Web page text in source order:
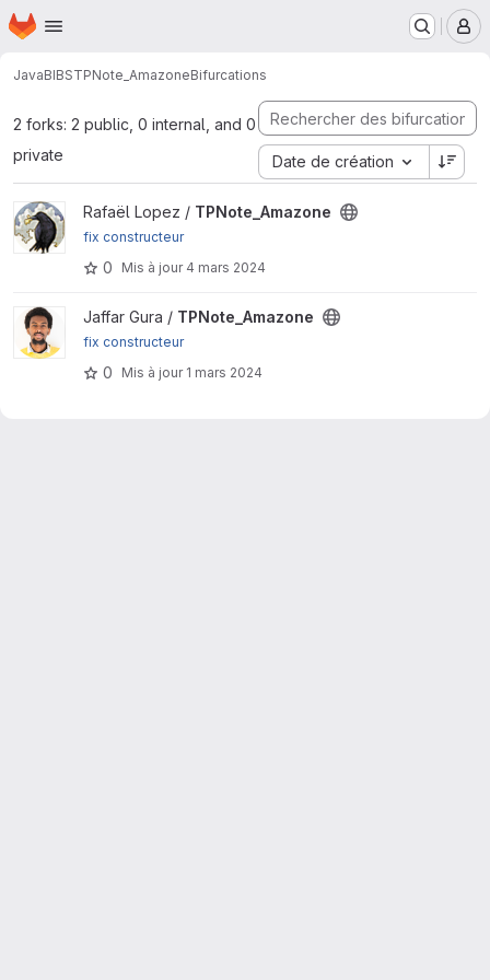
Passer au contenu principal
Page d'accueil
JavaBIBSTPNote_AmazoneBifurcations
2 forks: 2 public, 0 internal, and 0
private
Date de création
Afficher le projet TPNote_Amazone
Rafaël Lopez / TPNote_Amazone
fix constructeur
0 Mis à jour 4 mars 2024
Afficher le projet TPNote_Amazone
Jaffar Gura / TPNote_Amazone
fix constructeur
0 Mis à jour 1 mars 2024